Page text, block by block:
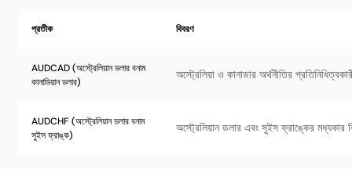
প্রতীক বিবরণ
AUDCAD (অস্ট্রেলিয়ান ডলার বনাম
কানাডিয়ান ডলার)
অস্ট্রেলিয়া ও কানাডার অর্থনীতির
AUDCHF (অস্ট্রেলিয়ান ডলার বনাম
সুইস ফ্রাঙ্ক)
অস্ট্রেলিয়ান ডলার এবং সুইস ফ্রাঙ্কের মধ্যকার